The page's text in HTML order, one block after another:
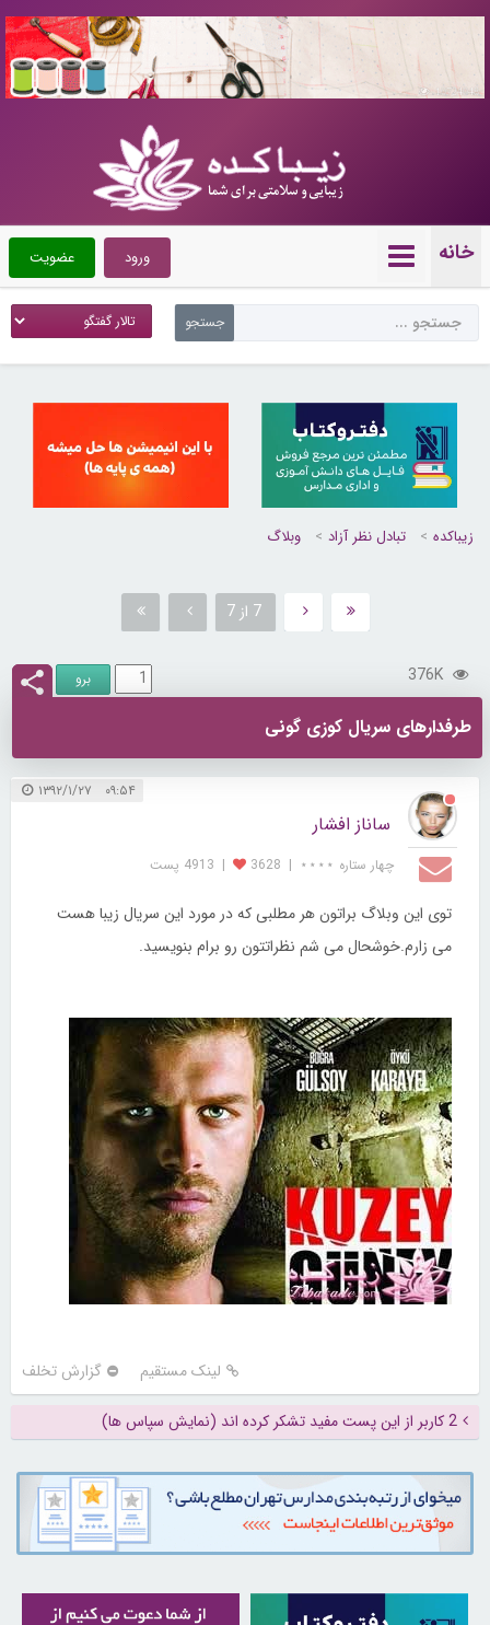
10724048
خانه عضویت ورود
زیباکده تبادل نظر آزاد وبلاگ
7 از 7
376K
طرفدارهای سریال کوزی گونی
۰۹:۵۴ ۱۳۹۲/۱/۲۷
ساناز افشار
چهار ستاره ⋆⋆⋆⋆ |
3628
| 4913 پست
توی این وبلاگ براتون هر مطلبی که در مورد این سریال زیبا هست
می زارم.خوشحال می شم نظراتتون رو برام بنویسید.
لینک مستقیم گزارش تخلف
2 کاربر از این پست مفید تشکر کرده اند (نمایش سپاس ها)